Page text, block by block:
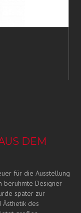
DEM
für die Ausstellung
berühmte Designer
später zur
Ästhetik des